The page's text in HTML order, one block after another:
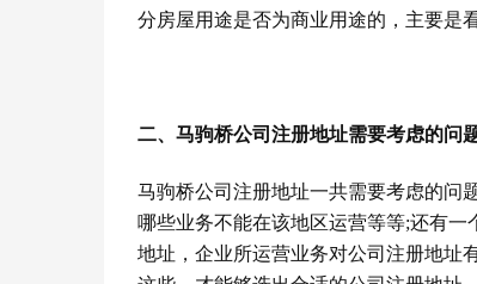
分房屋用途是否为商业用途的，主要是
二、马驹桥公司注册地址需要考虑的问
马驹桥公司注册地址一共需要考虑的问
哪些业务不能在该地区运营等等;还有一
地址，企业所运营业务对公司注册地址